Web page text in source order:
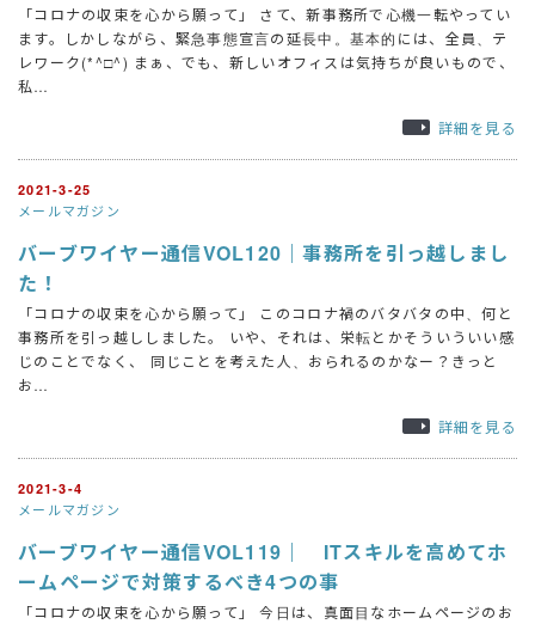
「コロナの収束を心から願って」 さて、新事務所で心機一転やってい
ます。しかしながら、緊急事態宣言の延長中。基本的には、全員、テ
レワーク(*^□^) まぁ、でも、新しいオフィスは気持ちが良いもので、
私…
詳細を見る
2021-3-25
メールマガジン
バーブワイヤー通信VOL120｜事務所を引っ越しまし
た！
「コロナの収束を心から願って」 このコロナ禍のバタバタの中、何と
事務所を引っ越ししました。 いや、それは、栄転とかそういういい感
じのことでなく、 同じことを考えた人、おられるのかなー？きっと
お…
詳細を見る
2021-3-4
メールマガジン
バーブワイヤー通信VOL119｜ ITスキルを高めてホ
ームページで対策するべき4つの事
「コロナの収束を心から願って」 今日は、真面目なホームページのお